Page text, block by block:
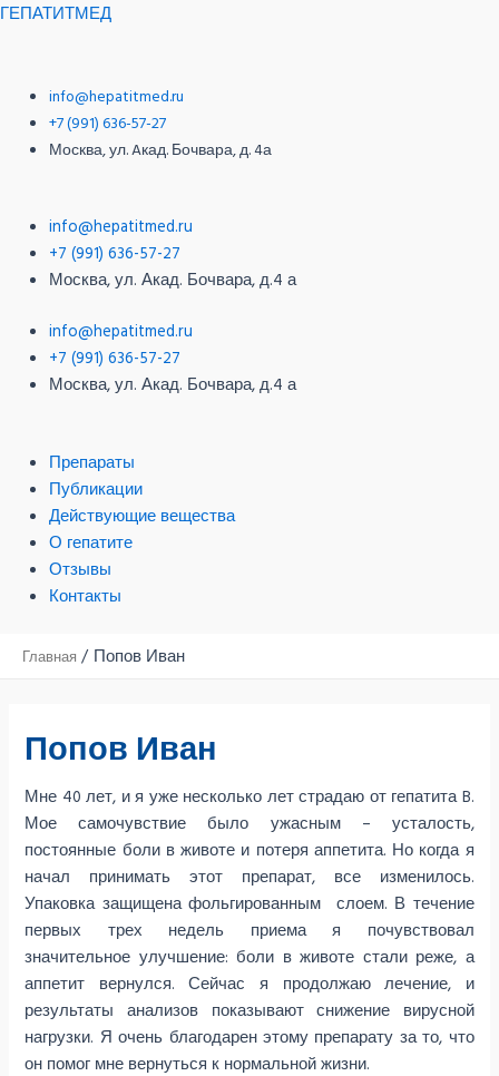
Перейти
ГЕПАТИТМЕД
info@hepatitmed.ru
+7 (991) 636-57-27
Москва, ул. Aкад. Бочвара, д. 4а
info@hepatitmed.ru
+7 (991) 636-57-27
Москва, ул. Акад. Бочвара, д.4 а
info@hepatitmed.ru
+7 (991) 636-57-27
Москва, ул. Акад. Бочвара, д.4 а
Препараты
Публикации
Действующие вещества
О гепатите
Отзывы
Контакты
Главная Попов Иван
Попов Иван
Мне 40 лет, и я уже несколько лет страдаю от гепатита B.
Мое самочувствие было ужасным – усталость,
постоянные боли в животе и потеря аппетита. Но когда я
начал принимать этот препарат, все изменилось.
Упаковка защищена фольгированным слоем. В течение
первых трех недель приема я почувствовал
значительное улучшение: боли в животе стали реже, а
аппетит вернулся. Сейчас я продолжаю лечение, и
результаты анализов показывают снижение вирусной
нагрузки. Я очень благодарен этому препарату за то, что
он помог мне вернуться к нормальной жизни.
Post
Меню
Меню